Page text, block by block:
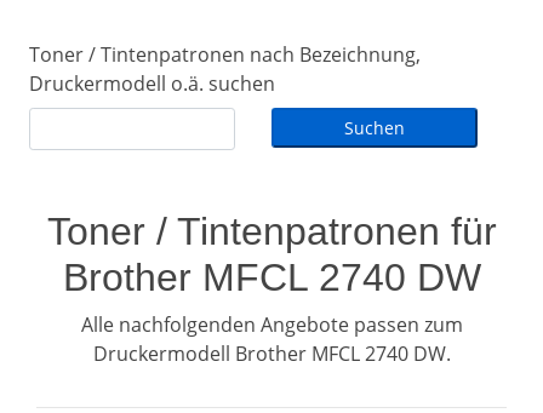
Toner / Tintenpatronen nach Bezeichnung,
Druckermodell o.ä. suchen
Toner / Tintenpatronen für
Brother MFCL 2740 DW
Alle nachfolgenden Angebote passen zum
Druckermodell Brother MFCL 2740 DW.